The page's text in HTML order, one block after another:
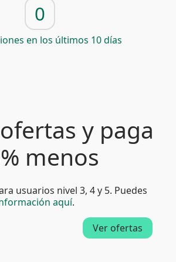
0
en los últimos 10 días
y paga
menos
usuarios nivel 3, 4 y 5. Puedes
aquí.
Ver ofertas